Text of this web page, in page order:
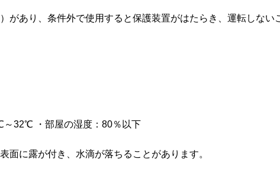
あり、条件外で使用すると保護装置がはたらき、運転しない
32℃ ・部屋の湿度：80％以下
に露が付き、水滴が落ちることがあります。